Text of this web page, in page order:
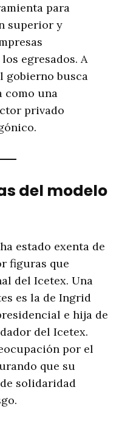
para
superior y
egresados. A
gobierno busca
como una
privado
del modelo
estado exenta de
figuras que
del Icetex. Una
es la de Ingrid
e hija de
del Icetex.
por el
que su
solidaridad